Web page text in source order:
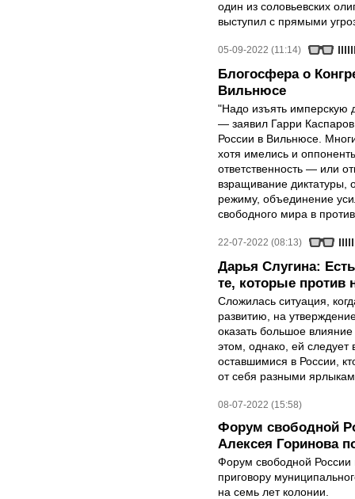
один из соловьевских
выступил с прямыми
05-09-2022 (11:14)
Блогосфера о
Вильнюсе
"Надо изъять имперскую
— заявил Гарри
России в Вильнюсе.
хотя имелись и
ответственность — или
взращивание диктатуры,
режиму, объединение
свободного мира в
22-07-2022 (08:13)
Дарья Слугина:
те, которые против
Сложилась ситуация,
развитию, на
оказать большое
этом, однако, ей следует
оставшимися в России,
от себя разными
08-07-2022 (15:58)
Форум свободной
Алексея Горинова
Форум свободной России
приговору
на семь лет колонии.